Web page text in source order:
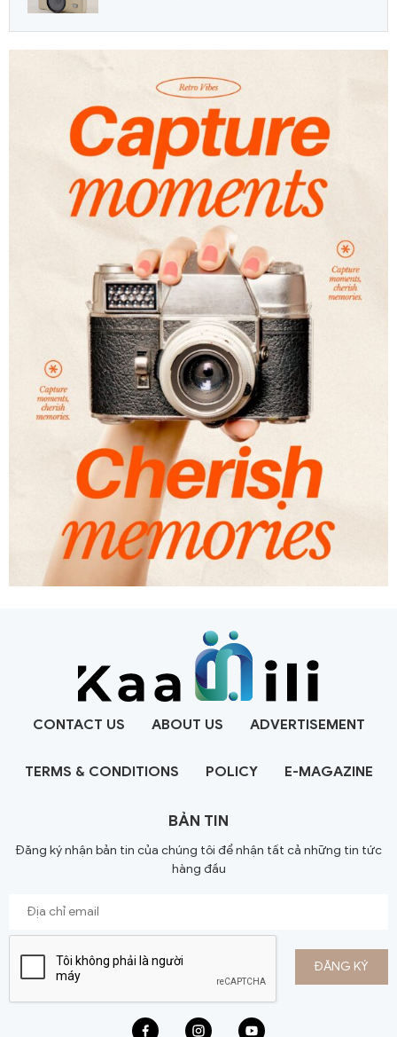
CONTACT US ABOUT US ADVERTISEMENT
TERMS & CONDITIONS POLICY E-MAGAZINE
BẢN TIN
Đăng ký nhận bản tin của chúng tôi để nhận tất cả những tin tức
hàng đầu